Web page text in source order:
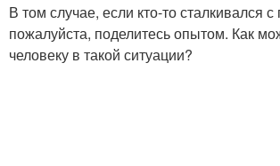
В том случае, если кто-то сталкивался
пожалуйста, поделитесь опытом. Как
человеку в такой ситуации?